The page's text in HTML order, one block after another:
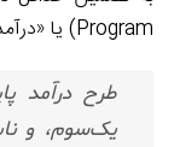
Program) یا «درآمد پایة همگانی روستاییان» اشاره کرد.
طرح درآمد